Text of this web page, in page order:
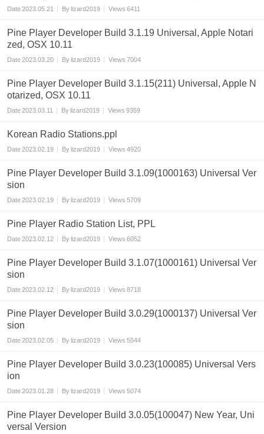
Date2023.05.21 By lizard2019 Views 6411
Pine Player Developer Build 3.1.19 Universal, Apple Notari
zed, OSX 10.11
Date2023.03.20 By lizard2019 Views 7004
Pine Player Developer Build 3.1.15(211) Universal, Apple N
otarized, OSX 10.11
Date2023.03.11 By lizard2019 Views 9359
Korean Radio Stations.ppl
Date2023.02.19 By lizard2019 Views 4920
Pine Player Developer Build 3.1.09(1000163) Universal Ver
sion
Date2023.02.19 By lizard2019 Views 5709
Pine Player Radio Station List, PPL
Date2023.02.12 By lizard2019 Views 6052
Pine Player Developer Build 3.1.07(1000161) Universal Ver
sion
Date2023.02.12 By lizard2019 Views 8718
Pine Player Developer Build 3.0.29(1000137) Universal Ver
sion
Date2023.02.05 By lizard2019 Views 5544
Pine Player Developer Build 3.0.23(100085) Universal Vers
ion
Date2023.01.28 By lizard2019 Views 5074
Pine Player Developer Build 3.0.05(100047) New Year, Uni
versal Version